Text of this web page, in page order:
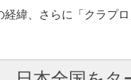
緯、さらに「クラプ